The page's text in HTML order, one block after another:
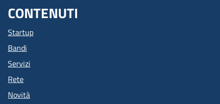
CONTENUTI
Startup
Bandi
Servizi
Rete
Novità